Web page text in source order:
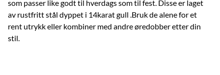
som passer like godt til hverdags som til fest. Disse er laget
av rustfritt stål dyppet i 14karat gull .Bruk de alene for et
rent utrykk eller kombiner med andre øredobber etter din
stil.